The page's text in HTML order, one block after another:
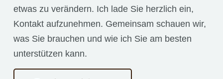
etwas zu verändern. Ich lade Sie herzlich ein,
Kontakt aufzunehmen. Gemeinsam schauen wir,
was Sie brauchen und wie ich Sie am besten
unterstützen kann.